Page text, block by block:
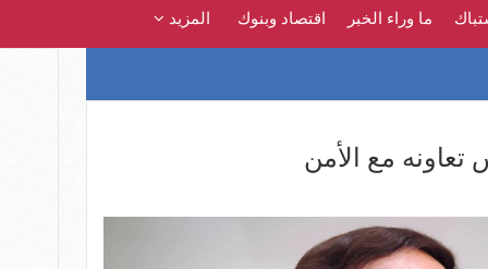
ما وراء الخبر اقتصاد وبنوك المزيد
مع الأمن